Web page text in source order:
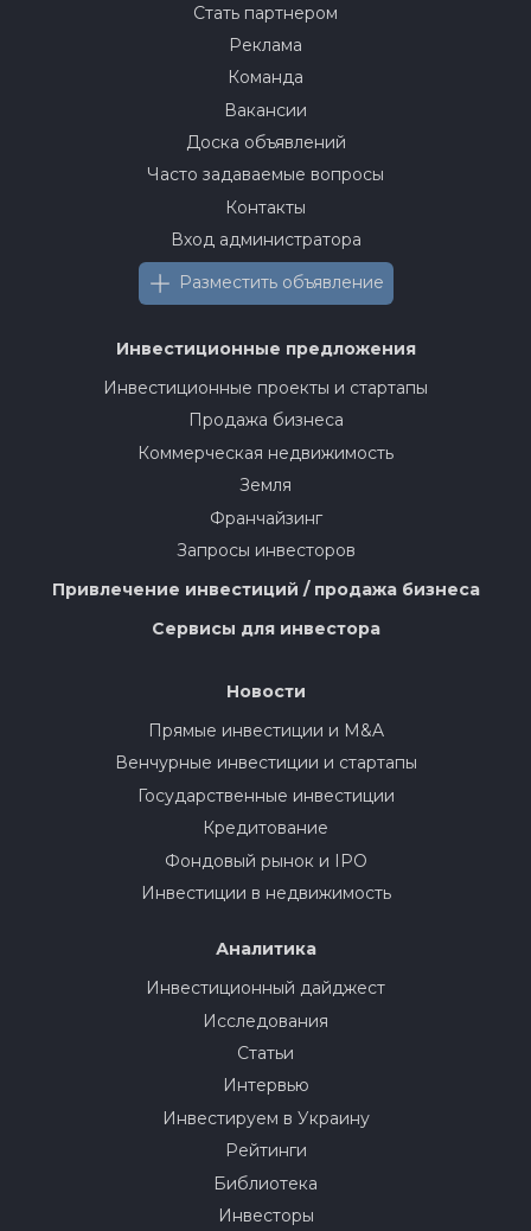
Стать партнером
Реклама
Команда
Вакансии
Доска объявлений
Часто задаваемые вопросы
Контакты
Вход администратора
Разместить объявление
Инвестиционные предложения
Инвестиционные проекты и стартапы
Продажа бизнеса
Коммерческая недвижимость
Земля
Франчайзинг
Запросы инвесторов
Привлечение инвестиций / продажа бизнеса
Сервисы для инвестора
Новости
Прямые инвестиции и M&A
Венчурные инвестиции и стартапы
Государственные инвестиции
Кредитование
Фондовый рынок и IPO
Инвестиции в недвижимость
Аналитика
Инвестиционный дайджест
Исследования
Статьи
Интервью
Инвестируем в Украину
Рейтинги
Библиотека
Инвесторы